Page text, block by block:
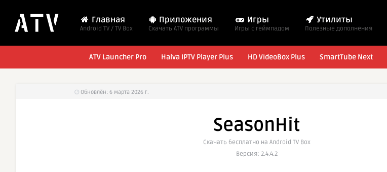
Главная
Android TV / TV Box
Приложения
Cкачать ATV программы
Игры
Игры с геймпадом
Утилиты
Полезные дополнения
ATV Launcher Pro Halva IPTV Player Plus HD VideoBox Plus SmartTube Next
Обновлён: 6 марта 2026 г.
SeasonHit
Cкачать бесплатно на Android TV Box
Версия: 2.4.4.2